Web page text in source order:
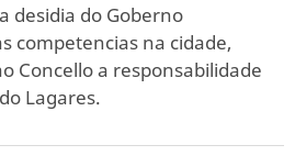
desidia do Goberno
competencias na cidade,
Concello a responsabilidade
Lagares.